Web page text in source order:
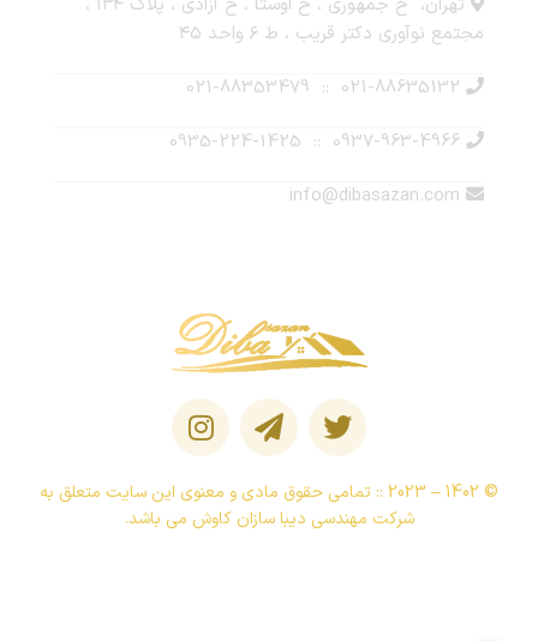
تهران، خ جمهوری ، خ اوستا ، خ آزادی ، پلاک ۱۳۴ ،
مجتمع نوآوری دکتر قریب ، ط ۶ واحد ۴۵
© 1402 – 2023 :: تمامی حقوق مادی و معنوی این سایت متعلق به
شرکت مهندسی دیبا سازان کاوش می باشد.